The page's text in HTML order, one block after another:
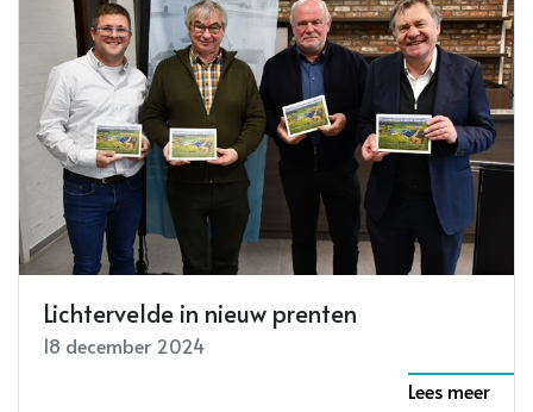
Lichtervelde in nieuw prenten
18 december 2024
Lees meer